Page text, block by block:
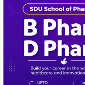
इस एमओयू पर श्रीनाथ
तथा IBM की लीडर-
एक्सटेंडेड कंट्रीज़)
अवसर पर